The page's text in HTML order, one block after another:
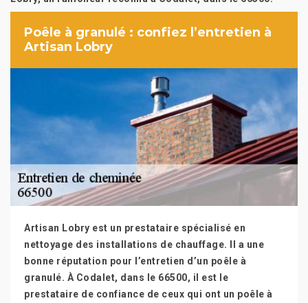
Poêle à granulé : confiez l’entretien à
Artisan Lobry
Artisan Lobry est un prestataire spécialisé en
nettoyage des installations de chauffage. Il a une
bonne réputation pour l’entretien d’un poêle à
granulé. À Codalet, dans le 66500, il est le
prestataire de confiance de ceux qui ont un poêle à